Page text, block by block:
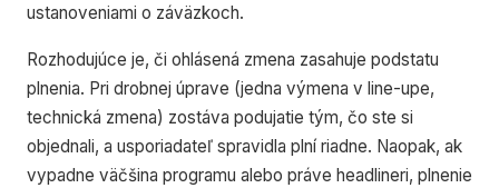
ustanoveniami o záväzkoch.
Rozhodujúce je, či ohlásená zmena zasahuje podstatu
plnenia. Pri drobnej úprave (jedna výmena v line-upe,
technická zmena) zostáva podujatie tým, čo ste si
objednali, a usporiadateľ spravidla plní riadne. Naopak, ak
vypadne väčšina programu alebo práve headlineri, plnenie